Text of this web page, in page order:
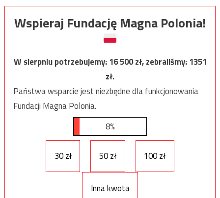
Wspieraj Fundację Magna Polonia!
W sierpniu potrzebujemy:16 500zł, zebraliśmy:1351
zł.
Państwa wsparcie jest niezbędne dla funkcjonowania
Fundacji Magna Polonia.
8%
30 zł 50 zł 100 zł
Inna kwota